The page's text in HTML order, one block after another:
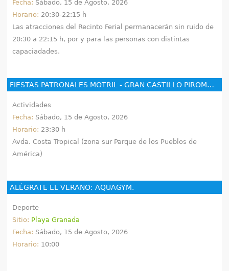
Fecha: Sábado, 15 de Agosto, 2026
Horario: 20:30-22:15 h
Las atracciones del Recinto Ferial permanacerán sin ruido de
20:30 a 22:15 h, por y para las personas con distintas
capaciadades.
FIESTAS PATRONALES MOTRIL - GRAN CASTILLO PIROMUSICAL
Actividades
Fecha: Sábado, 15 de Agosto, 2026
Horario: 23:30 h
Avda. Costa Tropical (zona sur Parque de los Pueblos de
América)
ALÉGRATE EL VERANO: AQUAGYM.
Deporte
Sitio: Playa Granada
Fecha: Sábado, 15 de Agosto, 2026
Horario: 10:00